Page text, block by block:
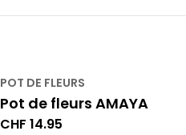
POT DE FLEURS
Pot de fleurs AMAYA
Prix
CHF 14.95